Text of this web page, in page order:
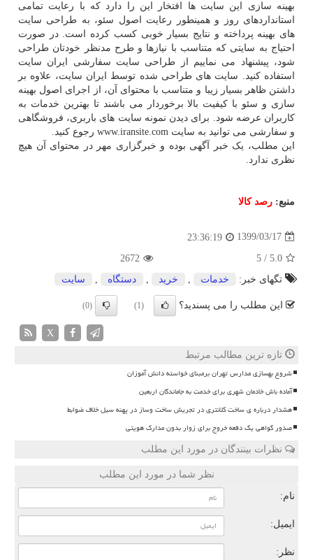
بهینه سازی این سایت ها افتخار این را دارد که با رعایت تمامی
استانداردهای روز و همینطور رعایت اصول سئو، به طراحی سایت
های بهینه پرداخته و نتایج بسیار خوبی کسب کرده است. در صورت
احتیاج به سایتی که متناسب با نیازها و طرح مدنظر خودتان طراحی
شود، پیشنهاد می نماییم از طراحی سایت سفارشی ایران سایت
استفاده کنید. سایت های طراحی شده توسط ایران سایت، علاوه بر
داشتن ظاهر بسیار زیبا و متناسب با محتوای آن، از اجرای اصول بهینه
سازی و سئو با کیفیت بالا برخوردار می باشند تا بهترین خدمات به
کاربران عرضه شود. برای دیدن نمونه سایت های باربری، فروشگاهی
و سفارشی می توانید به سایت www.iransite.com رجوع کنید.
این مطلب، یک خبر آگهی بوده و خبرگزاری مهر در محتوای آن هیچ
نظری ندارد.
منبع: رصد كالا
1399/03/17
23:36:19
5.0
/
5
2672
تگهای خبر:
خدمات خرید دستگاه سایت
این مطلب را می پسندید؟ (1)
(0)
X
تازه ترین مطالب مرتبط
شروع بهسازی مدارس تهران برمبنای خواسته دانش آموزان
آماده باش خادمان شهری برای خدمت به جاماندگان اربعین
هشدار درباره ی ساخت کلانتری در تجریش ساخت وساز در پهنه سیل خلاف ضوابط
صدور گواهی یک دفعه خروج برای زوار بدون مدارک هویتی
نظرات بینندگان در مورد این مطلب
نظر شما در مورد این مطلب
نام:
ایمیل:
نظر: